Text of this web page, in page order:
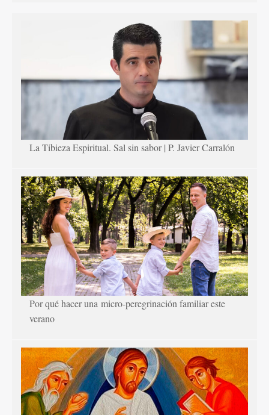
La Tibieza Espiritual. Sal sin sabor | P. Javier Carralón
Por qué hacer una micro-peregrinación familiar este
verano